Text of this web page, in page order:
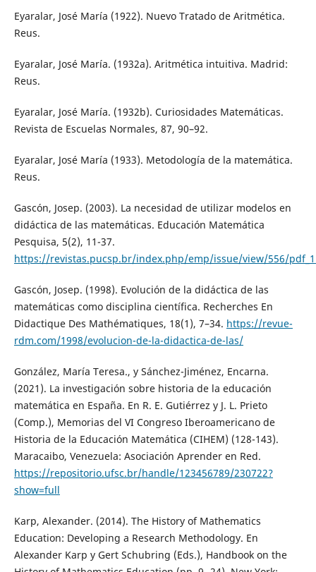
Eyaralar, José María (1922). Nuevo Tratado de Aritmética.
Reus.
Eyaralar, José María. (1932a). Aritmética intuitiva. Madrid:
Reus.
Eyaralar, José María. (1932b). Curiosidades Matemáticas.
Revista de Escuelas Normales, 87, 90–92.
Eyaralar, José María (1933). Metodología de la matemática.
Reus.
Gascón, Josep. (2003). La necesidad de utilizar modelos en
didáctica de las matemáticas. Educación Matemática
Pesquisa, 5(2), 11-37.
https://revistas.pucsp.br/index.php/emp/issue/view/556/
Gascón, Josep. (1998). Evolución de la didáctica de las
matemáticas como disciplina científica. Recherches En
Didactique Des Mathématiques, 18(1), 7–34. https://revue-
rdm.com/1998/evolucion-de-la-didactica-de-las/
González, María Teresa., y Sánchez-Jiménez, Encarna.
(2021). La investigación sobre historia de la educación
matemática en España. En R. E. Gutiérrez y J. L. Prieto
(Comp.), Memorias del VI Congreso Iberoamericano de
Historia de la Educación Matemática (CIHEM) (128-143).
Maracaibo, Venezuela: Asociación Aprender en Red.
https://repositorio.ufsc.br/handle/123456789/230722?
show=full
Karp, Alexander. (2014). The History of Mathematics
Education: Developing a Research Methodology. En
Alexander Karp y Gert Schubring (Eds.), Handbook on the